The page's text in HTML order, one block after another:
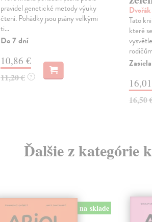
pravidel genetické metody výuky
čtení. Pohádky jsou psány velkými
ti...
Do 7 dní
10,86 €
11,20 € ?
Tato
které
16,50
Ďalšie z kategórie
na sklade